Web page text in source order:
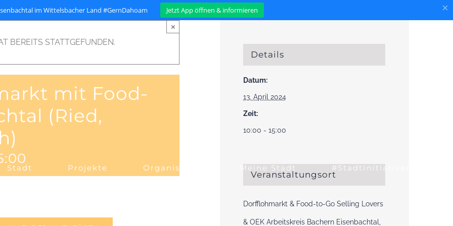
im Wittelsbacher Land #GernDahoam Jetzt App öffnen & informieren ×
Stadt Projekte Organisation Meine Stadt #StadtInitiativen
BEREITS STATTGEFUNDEN.
×
mit Food-
(Ried,
Details
Datum:
13. April 2024
Zeit:
10:00 - 15:00
Veranstaltungsort
Dorfflohmarkt & Food-to-Go Selling Lovers
& OEK Arbeitskreis Bachern Eisenbachtal,